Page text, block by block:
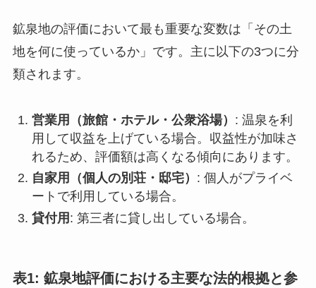
鉱泉地の評価において最も重要な変数は「その土
地を何に使っているか」です。主に以下の3つに分
類されます。
営業用（旅館・ホテル・公衆浴場） : 温泉を利
用して収益を上げている場合。収益性が加味さ
れるため、評価額は高くなる傾向にあります。
自家用（個人の別荘・邸宅） : 個人がプライベ
ートで利用している場合。
貸付用 : 第三者に貸し出している場合。
表1: 鉱泉地評価における主要な法的根拠と参